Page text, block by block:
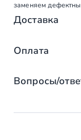
заменяем
Доставка
Доставка от
от упаковки на
Какие
маршевые,
Оплата
Оплата
Вопросы/
Предусмотрена